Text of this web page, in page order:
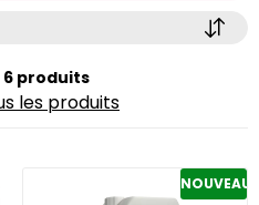
6 produits
les produits
NOUVEAU